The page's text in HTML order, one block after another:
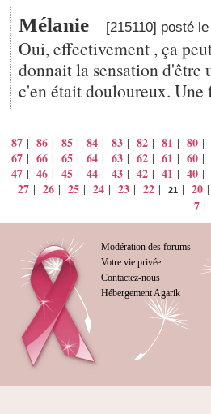
Mélanie [215110] posté
Oui, effectivement , ça
donnait la sensation d'être
c'en était douloureux. Une
87 | 86 | 85 | 84 | 83 | 82 | 81 | 80 |
67 | 66 | 65 | 64 | 63 | 62 | 61 | 60 |
47 | 46 | 45 | 44 | 43 | 42 | 41 | 40 |
27 | 26 | 25 | 24 | 23 | 22 | 21 | 20 |
7 |
Modération des forums
Votre vie privée
Contactez-nous
Hébergement Agarik